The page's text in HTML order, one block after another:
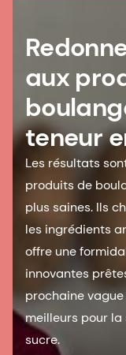
aux
teneur
Les résultats
produits de
plus saines. Ils
les ingrédients
offre une
innovantes
prochaine
meilleurs pour
sucre.